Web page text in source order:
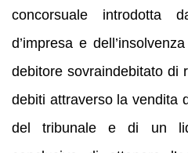
concorsuale introdotta
d’impresa e
debitore sovraindebitato di
debiti attraverso la vendita
del tribunale e di un